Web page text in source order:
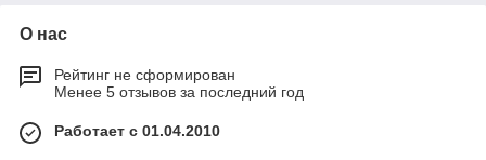
О нас
Рейтинг не сформирован
Менее 5 отзывов за последний год
Работает с 01.04.2010